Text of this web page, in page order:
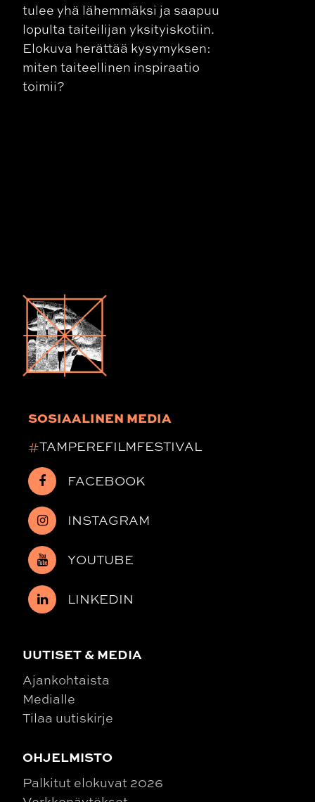
tulee yhä lähemmäksi ja saapuu
lopulta taiteilijan yksityiskotiin.
Elokuva herättää kysymyksen:
miten taiteellinen inspiraatio
toimii?
SOSIAALINEN MEDIA
#TAMPEREFILMFESTIVAL
FACEBOOK
INSTAGRAM
YOUTUBE
LINKEDIN
UUTISET & MEDIA
Ajankohtaista
Medialle
Tilaa uutiskirje
OHJELMISTO
Palkitut elokuvat 2026